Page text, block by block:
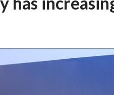
15/07/2026